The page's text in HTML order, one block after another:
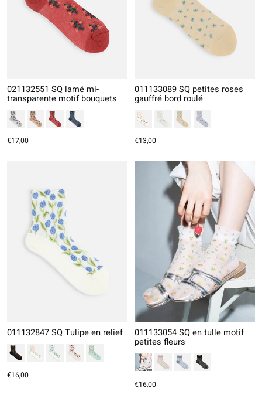
021132551 SQ lamé mi-
transparente motif bouquets
€17,00
011133089 SQ petites roses
gauffré bord roulé
€13,00
011132847 SQ Tulipe en relief
€16,00
011133054 SQ en tulle motif
petites fleurs
€16,00